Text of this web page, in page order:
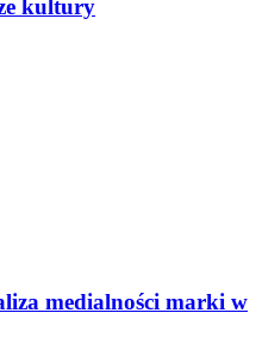
kultury
medialności marki w